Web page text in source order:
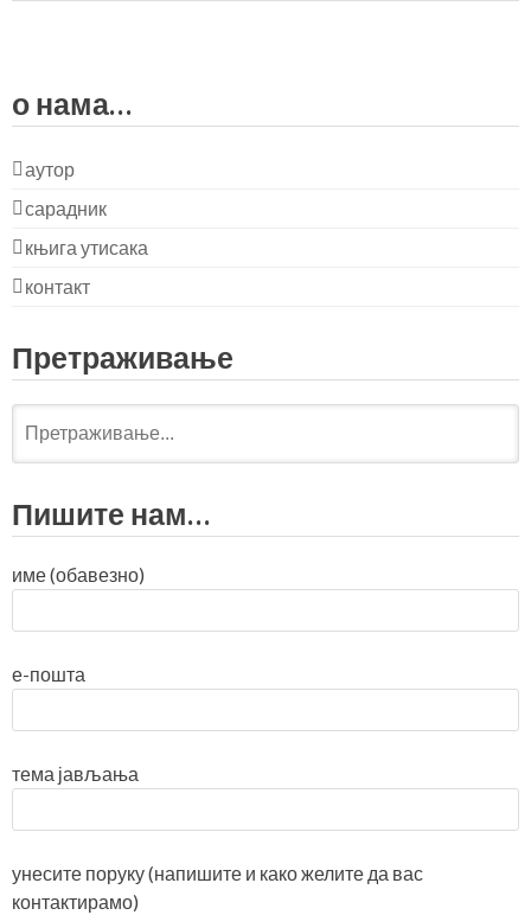
о нама…
аутор
сарадник
књига утисака
контакт
Претраживање
Пишите нам…
име (обавезно)
е-пошта
тема јављања
унесите поруку (напишите и како желите да вас
контактирамо)